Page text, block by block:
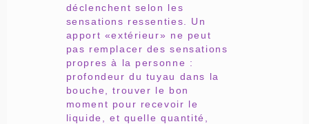
déclenchent selon les
sensations ressenties. Un
apport «extérieur» ne peut
pas remplacer des sensations
propres à la personne :
profondeur du tuyau dans la
bouche, trouver le bon
moment pour recevoir le
liquide, et quelle quantité,